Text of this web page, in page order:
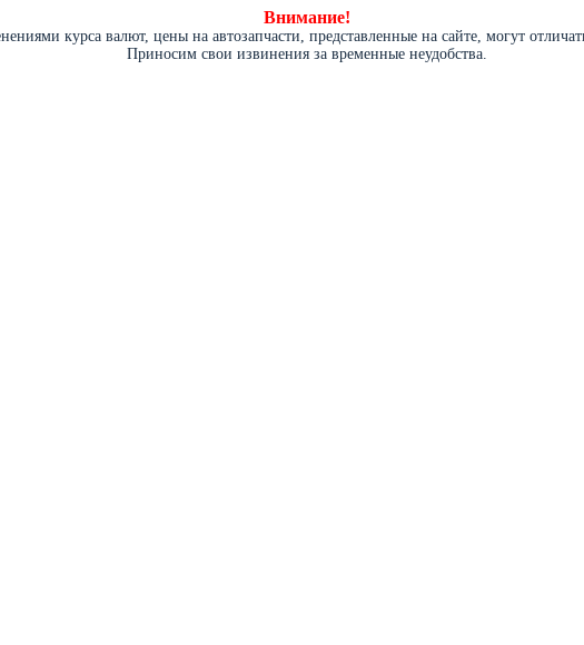
Внимание!
курса валют, цены на автозапчасти, представленные на сайте, могут
Приносим свои извинения за временные неудобства.